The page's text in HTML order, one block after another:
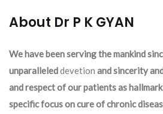
About Dr P K GYAN
We have been serving the mankind
unparalleleddevetion and sincerity
and respect of our patients as
specific focus on cure of chronic